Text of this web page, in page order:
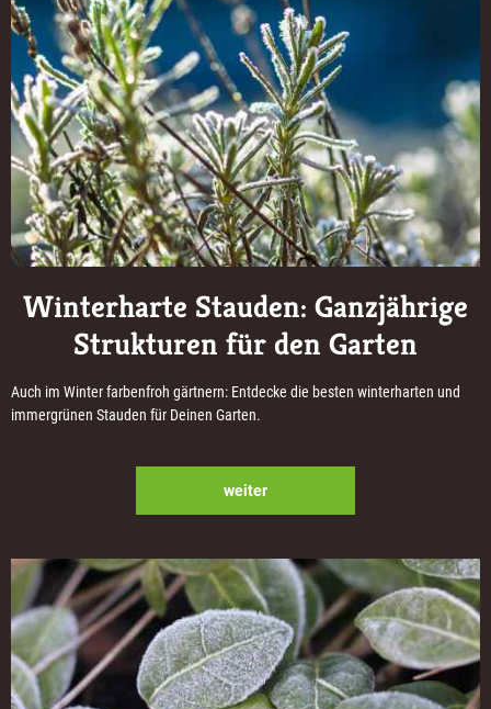
Winterharte Stauden: Ganzjährige
Strukturen für den Garten
Auch im Winter farbenfroh gärtnern: Entdecke die besten winterharten und
immergrünen Stauden für Deinen Garten.
weiter